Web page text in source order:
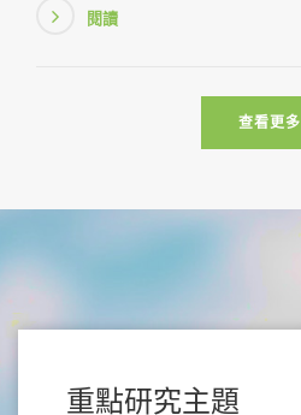
閱讀
查看更多
重點研究主題